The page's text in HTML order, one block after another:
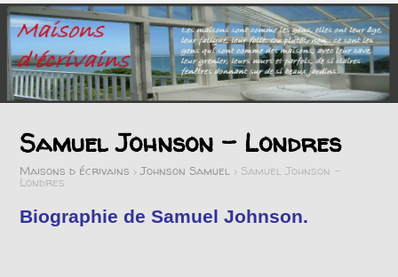
Samuel Johnson – Londres
Maisons d écrivains >Johnson Samuel > Samuel Johnson –
Londres
Biographie de Samuel Johnson.